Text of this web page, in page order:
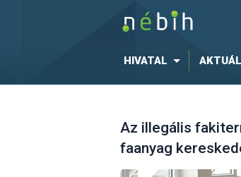
HIVATAL
Az illegális
faanyag